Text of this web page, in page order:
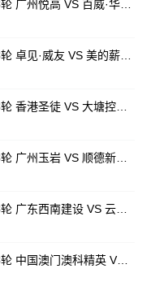
07月24日 佛山西甲足球联赛第3轮 中国澳门澳科精英 VS 藝品高國際 全场录像